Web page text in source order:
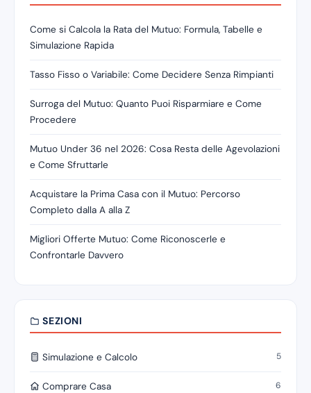
Come si Calcola la Rata del Mutuo: Formula, Tabelle e
Simulazione Rapida
Tasso Fisso o Variabile: Come Decidere Senza Rimpianti
Surroga del Mutuo: Quanto Puoi Risparmiare e Come
Procedere
Mutuo Under 36 nel 2026: Cosa Resta delle Agevolazioni
e Come Sfruttarle
Acquistare la Prima Casa con il Mutuo: Percorso
Completo dalla A alla Z
Migliori Offerte Mutuo: Come Riconoscerle e
Confrontarle Davvero
SEZIONI
Simulazione e Calcolo 5
Comprare Casa 6